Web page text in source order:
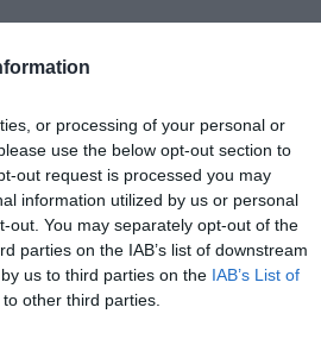
or processing of your personal or
use the below opt-out section to
out request is processed you may
information utilized by us or personal
out. You may separately opt-out of the
parties on the IAB’s list of downstream
us to third parties on the IAB’s List of
other third parties.
francesa, Ger és un dels